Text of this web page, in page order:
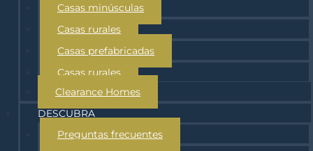
Casas minúsculas
Casas rurales
Casas prefabricadas
Casas rurales
Clearance Homes
DESCUBRA
Preguntas frecuentes